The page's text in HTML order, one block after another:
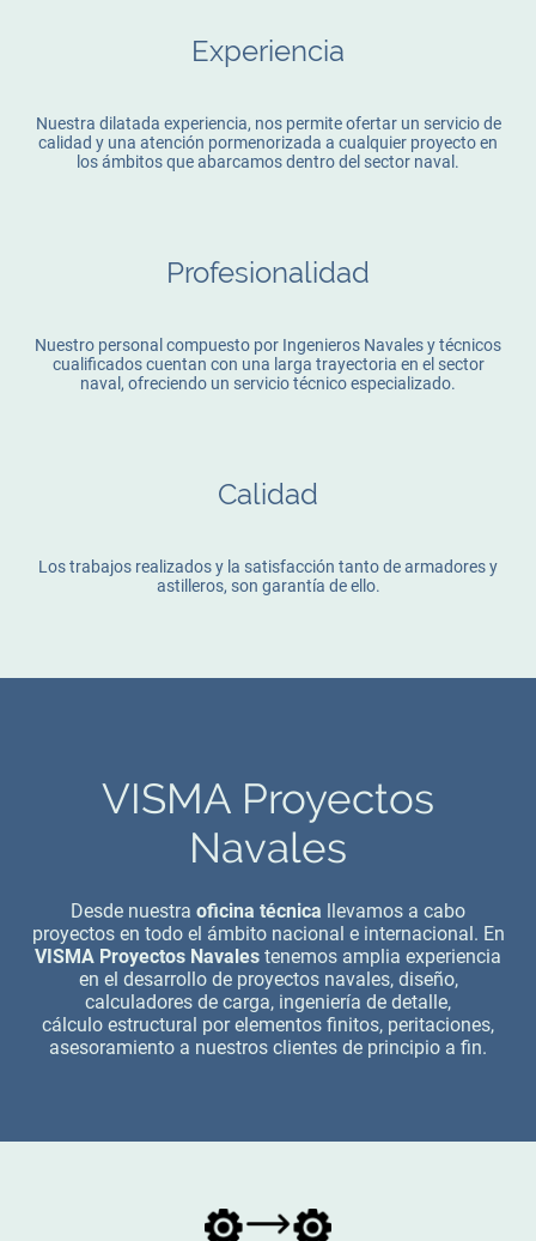
Experiencia
Nuestra dilatada experiencia, nos permite ofertar un servicio de
calidad y una atención pormenorizada a cualquier proyecto en
los ámbitos que abarcamos dentro del sector naval.
Profesionalidad
Nuestro personal compuesto por Ingenieros Navales y técnicos
cualificados cuentan con una larga trayectoria en el sector
naval, ofreciendo un servicio técnico especializado.
Calidad
Los trabajos realizados y la satisfacción tanto de armadores y
astilleros, son garantía de ello.
VISMA Proyectos
Navales
Desde nuestra oficina técnica llevamos a cabo
proyectos en todo el ámbito nacional e internacional. En
VISMA Proyectos Navales tenemos amplia experiencia
en el desarrollo de proyectos navales, diseño,
calculadores de carga, ingeniería de detalle,
cálculo estructural por elementos finitos, peritaciones,
asesoramiento a nuestros clientes de principio a fin.